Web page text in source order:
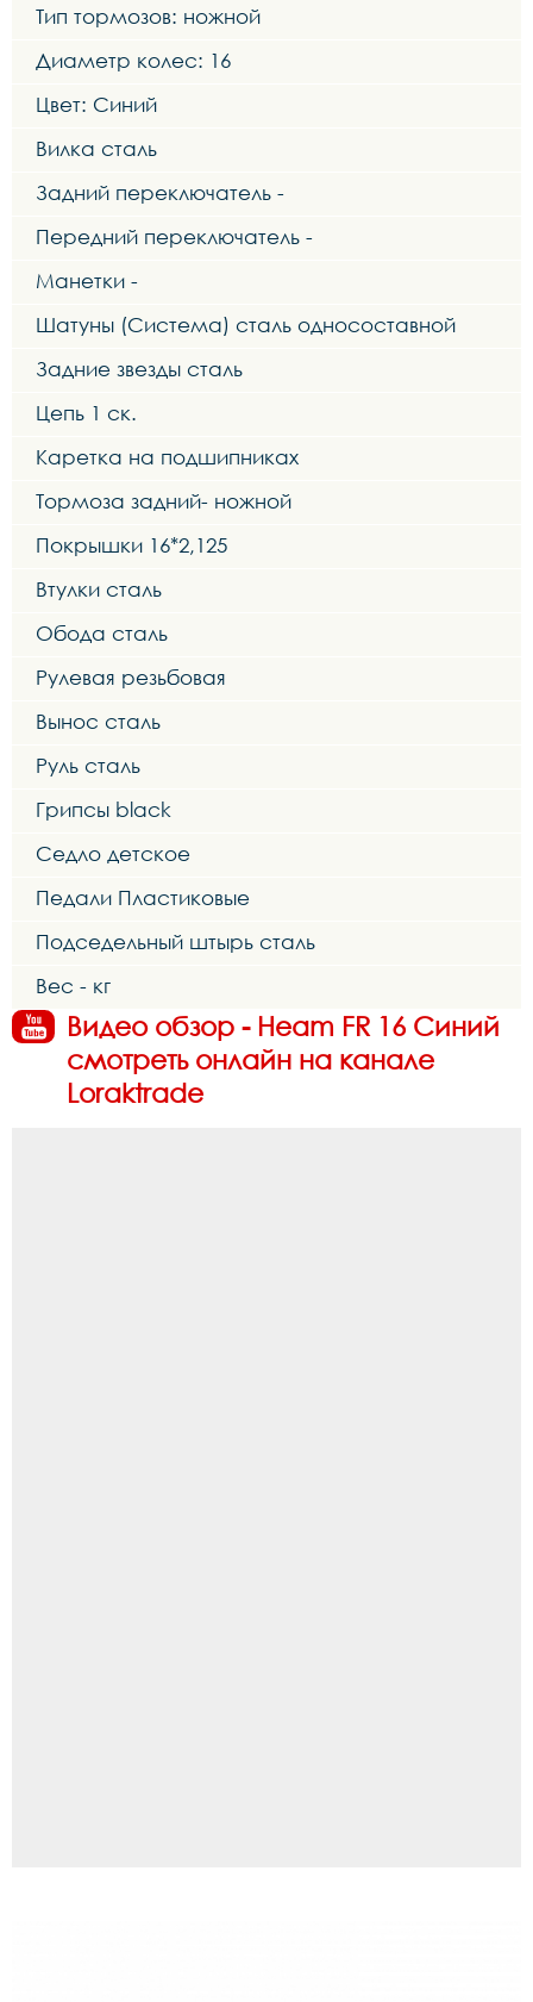
Тип тормозов: ножной
Диаметр колес: 16
Цвет: Синий
Вилка сталь
Задний переключатель -
Передний переключатель -
Манетки -
Шатуны (Система) сталь односоставной
Задние звезды сталь
Цепь 1 ск.
Каретка на подшипниках
Тормоза задний- ножной
Покрышки 16*2,125
Втулки сталь
Обода сталь
Рулевая резьбовая
Вынос сталь
Руль сталь
Грипсы black
Седло детское
Педали Пластиковые
Подседельный штырь сталь
Вес - кг
Видео обзор - Heam FR 16 Синий
смотреть онлайн на канале
Loraktrade